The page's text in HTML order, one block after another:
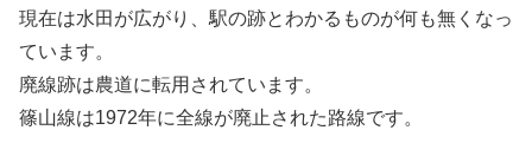
現在は水田が広がり、駅の跡とわかるものが何も無くなっ
ています。
廃線跡は農道に転用されています。
篠山線は1972年に全線が廃止された路線です。